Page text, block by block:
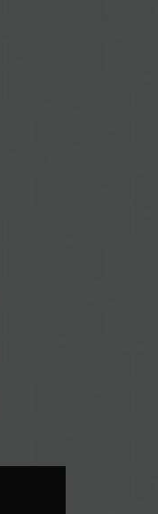
성 목록)
불안정해